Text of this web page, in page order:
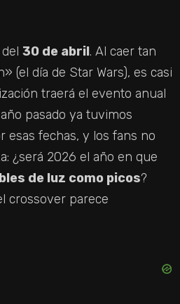
30 de abril. Al caer tan
(el día de Star Wars), es casi
traerá el evento anual
pasado ya tuvimos
esas fechas, y los fans no
¿será 2026 el año en que
de luz como picos?
crossover parece